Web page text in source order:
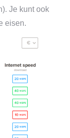
Je kunt ook
eisen.